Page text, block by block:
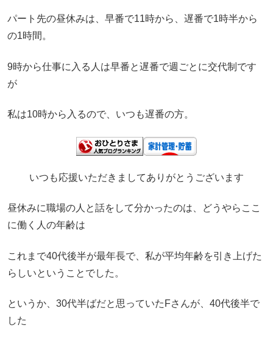
パート先の昼休みは、早番で11時から、遅番で1時半から
の1時間。
9時から仕事に入る人は早番と遅番で週ごとに交代制です
が
私は10時から入るので、いつも遅番の方。
いつも応援いただきましてありがとうございます
昼休みに職場の人と話をして分かったのは、どうやらここ
に働く人の年齢は
これまで40代後半が最年長で、私が平均年齢を引き上げた
らしいということでした。
というか、30代半ばだと思っていたFさんが、40代後半で
した